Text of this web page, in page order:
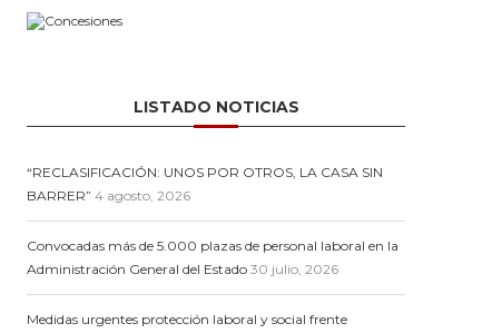
LISTADO NOTICIAS
“RECLASIFICACIÓN: UNOS POR OTROS, LA CASA SIN
BARRER” 4 agosto, 2026
Convocadas más de 5.000 plazas de personal laboral en la
Administración General del Estado 30 julio, 2026
Medidas urgentes protección laboral y social frente